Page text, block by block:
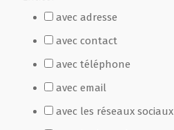
avec adresse
avec contact
avec téléphone
avec email
avec les réseaux sociaux
Fête Marché Paysan
Partenaires